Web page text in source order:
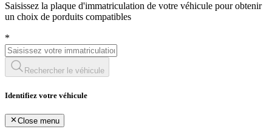
Saisissez la plaque d'immatriculation de votre véhicule pour obtenir
un choix de porduits compatibles
*
Rechercher le véhicule
Identifiez votre véhicule
Close menu